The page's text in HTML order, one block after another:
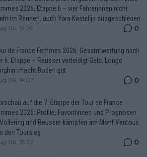
2026, Etappe 6 – vier Fahrerinnen nicht
im Rennen, auch Yara Kastelijn ausgeschieden
06, 19:26 0
de France Femmes 2026: Gesamtwertung nach
6. Etappe – Reusser verteidigt Gelb, Longo
macht Boden gut
06, 19:07 0
auf die 7. Etappe der Tour de France
2026: Profile, Favoritinnen und Prognosen
und Reusser kämpfen am Mont Ventoux
den Toursieg
06, 18:22 0